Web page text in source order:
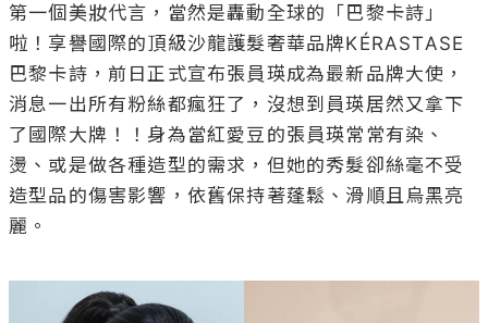
第一個美妝代言，當然是轟動全球的「巴黎卡詩」
啦！享譽國際的頂級沙龍護髮奢華品牌KÉRASTASE
巴黎卡詩，前日正式宣布張員瑛成為最新品牌大使，
消息一出所有粉絲都瘋狂了，沒想到員瑛居然又拿下
了國際大牌！！身為當紅愛豆的張員瑛常常有染、
燙、或是做各種造型的需求，但她的秀髮卻絲毫不受
造型品的傷害影響，依舊保持著蓬鬆、滑順且烏黑亮
麗。